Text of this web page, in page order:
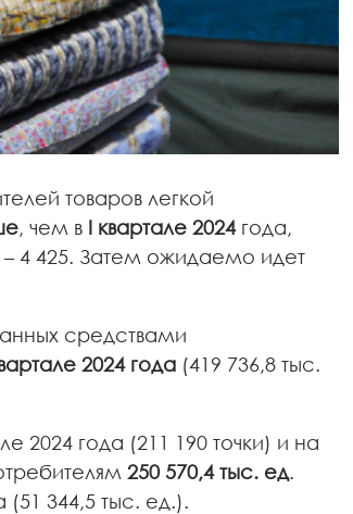
товаров легкой
, чем в I квартале 2024года,
4 425. Затем ожидаемо идет
средствами
2024 года(419 736,8 тыс.
2024 года (211 190 точки) и на
250 570,4 тыс. ед.
(51 344,5 тыс. ед.).